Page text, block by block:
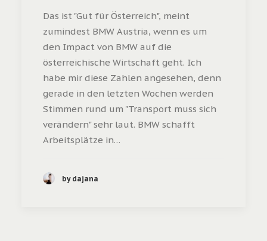
Das ist "Gut für Österreich", meint
zumindest BMW Austria, wenn es um
den Impact von BMW auf die
österreichische Wirtschaft geht. Ich
habe mir diese Zahlen angesehen, denn
gerade in den letzten Wochen werden
Stimmen rund um "Transport muss sich
verändern" sehr laut. BMW schafft
Arbeitsplätze in…
by dajana